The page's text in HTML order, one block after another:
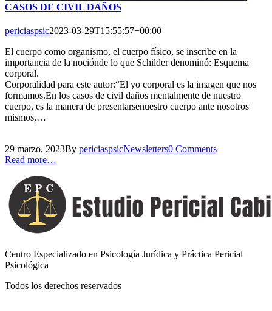
CASOS DE CIVIL DAÑOS
periciaspsic2023-03-29T15:55:57+00:00
El cuerpo como organismo, el cuerpo físico, se inscribe en la
importancia de la nociónde lo que Schilder denominó: Esquema
corporal.
Corporalidad para este autor:“El yo corporal es la imagen que nos
formamos.En los casos de civil daños mentalmente de nuestro
cuerpo, es la manera de presentarsenuestro cuerpo ante nosotros
mismos,…
29 marzo, 2023By periciaspsicNewsletters0 Comments
Read more…
Centro Especializado en Psicología Jurídica y Práctica Pericial
Psicológica
Todos los derechos reservados